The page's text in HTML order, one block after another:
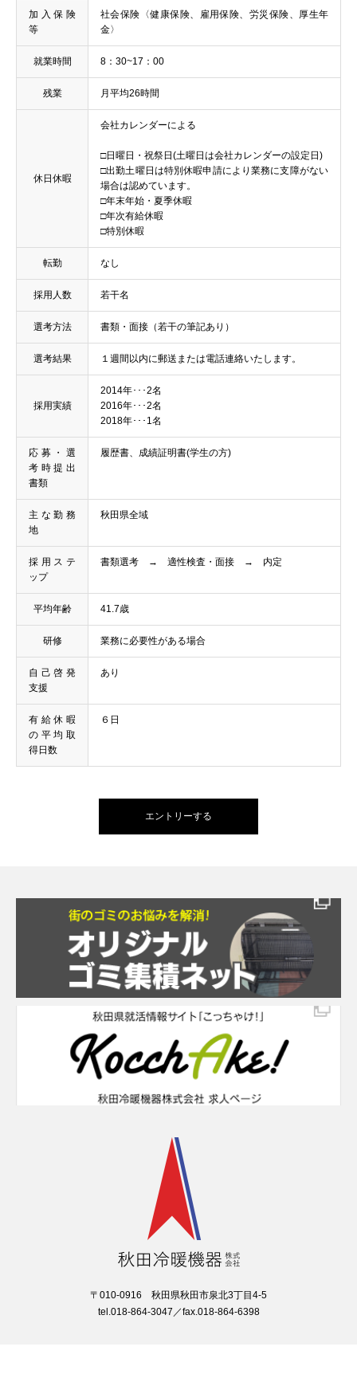
加入保険
等
社会保険〈健康保険、雇用保険、労災保険、厚生年
金〉
就業時間 8：30~17：00
残業 月平均26時間
休日休暇
会社カレンダーによる
□日曜日・祝祭日(土曜日は会社カレンダーの設定日)
□出勤土曜日は特別休暇申請により業務に支障がない
場合は認めています。
□年末年始・夏季休暇
□年次有給休暇
□特別休暇
転勤 なし
採用人数 若干名
選考方法 書類・面接（若干の筆記あり）
選考結果 １週間以内に郵送または電話連絡いたします。
採用実績
2014年･･･2名
2016年･･･2名
2018年･･･1名
応募・選
考時提出
書類
履歴書、成績証明書(学生の方)
主な勤務
地
秋田県全域
採用ステ
ップ
書類選考 → 適性検査・面接 → 内定
平均年齢 41.7歳
研修 業務に必要性がある場合
自己啓発
支援
あり
有給休暇
の平均取
得日数
６日
エントリーする
〒010-0916 秋田県秋田市泉北3丁目4-5
tel.018-864-3047／fax.018-864-6398